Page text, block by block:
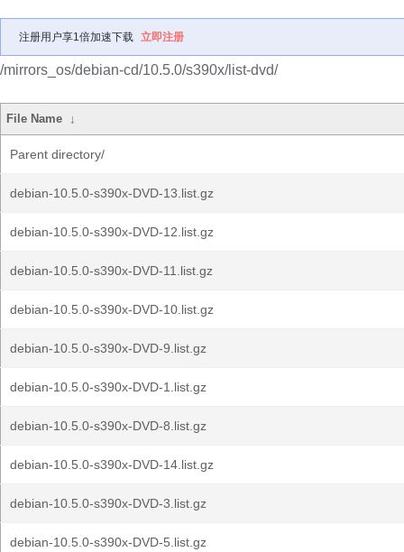
注册用户享1倍加速下载 立即注册
/mirrors_os/debian-cd/10.5.0/s390x/list-dvd/
File Name ↓
Parent directory/
debian-10.5.0-s390x-DVD-13.list.gz
debian-10.5.0-s390x-DVD-12.list.gz
debian-10.5.0-s390x-DVD-11.list.gz
debian-10.5.0-s390x-DVD-10.list.gz
debian-10.5.0-s390x-DVD-9.list.gz
debian-10.5.0-s390x-DVD-1.list.gz
debian-10.5.0-s390x-DVD-8.list.gz
debian-10.5.0-s390x-DVD-14.list.gz
debian-10.5.0-s390x-DVD-3.list.gz
debian-10.5.0-s390x-DVD-5.list.gz